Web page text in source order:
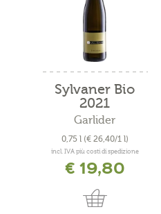
Sylvaner Bio
2021
Garlider
0,75 l (€ 26,40/1 l)
incl. IVA più costi di spedizione
€ 19,80